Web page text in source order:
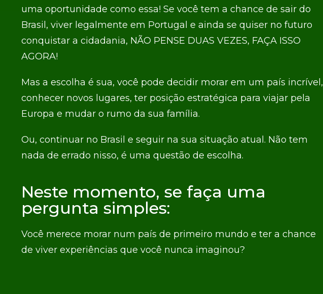
uma oportunidade como essa! Se você tem a chance de sair do
Brasil, viver legalmente em Portugal e ainda se quiser no futuro
conquistar a cidadania, NÃO PENSE DUAS VEZES, FAÇA ISSO
AGORA!
Mas a escolha é sua, você pode decidir morar em um país incrível,
conhecer novos lugares, ter posição estratégica para viajar pela
Europa e mudar o rumo da sua família.
Ou, continuar no Brasil e seguir na sua situação atual. Não tem
nada de errado nisso, é uma questão de escolha.
Neste momento, se faça uma
pergunta simples:
Você merece morar num país de primeiro mundo e ter a chance
de viver experiências que você nunca imaginou?